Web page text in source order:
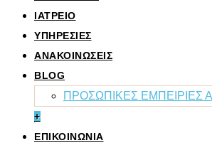
ΙΑΤΡΕΙΟ
ΥΠΗΡΕΣΙΕΣ
ΑΝΑΚΟΙΝΩΣΕΙΣ
BLOG
ΠΡΟΣΩΠΙΚΕΣ ΕΜΠΕΙΡΙΕΣ
+
ΕΠΙΚΟΙΝΩΝΙΑ